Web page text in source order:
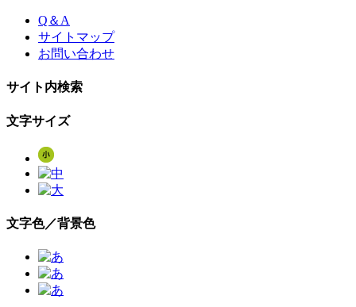
Skip
content
Q＆A
サイトマップ
お問い合わせ
サイト内検索
文字サイズ
文字色／背景色